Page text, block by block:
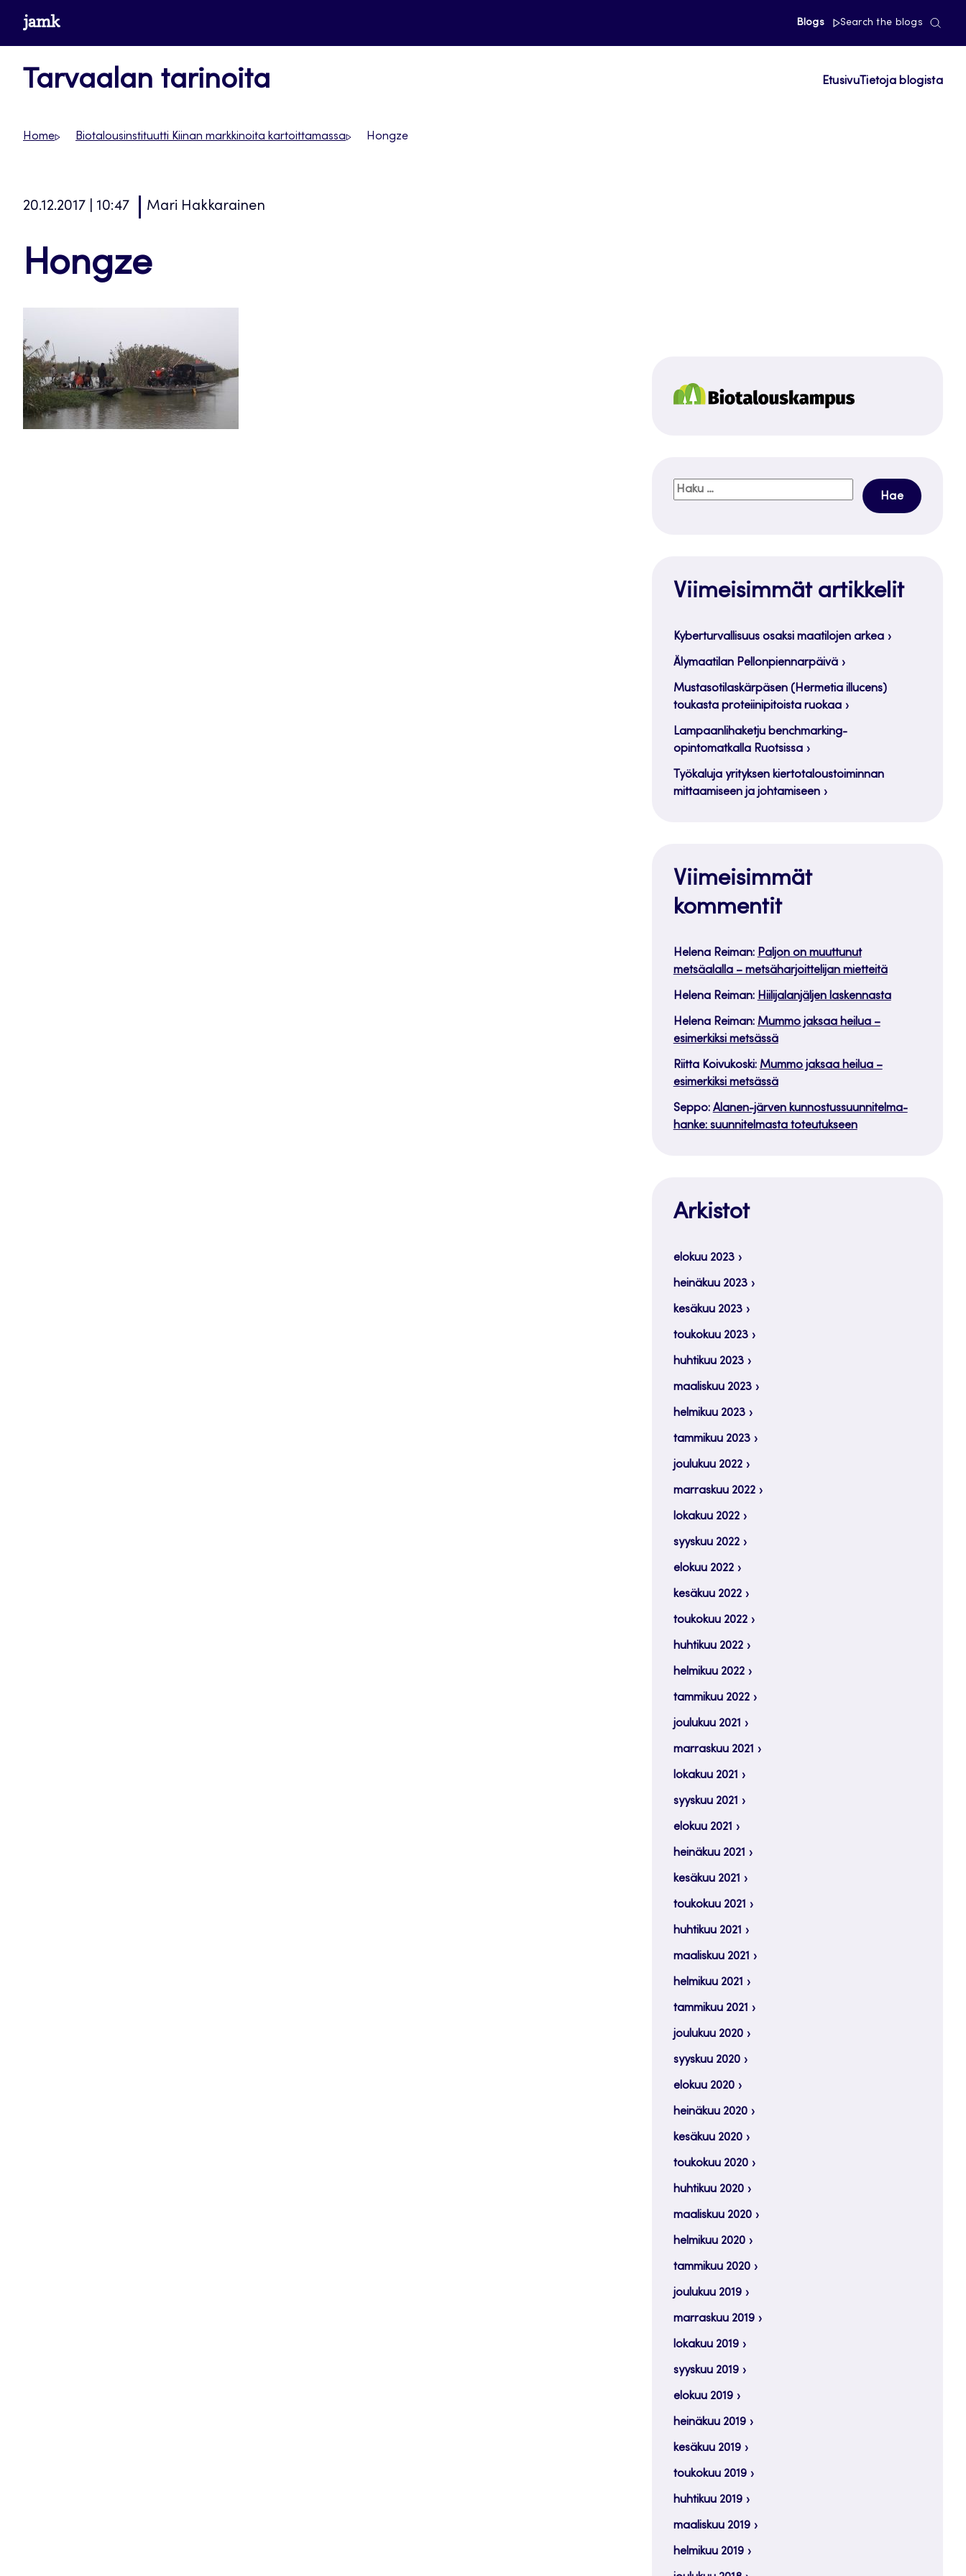
Siirrywww.jamk.fi Blogs Search the blogs
Tarvaalan tarinoita EtusivuTietoja blogista
Home Biotalousinstituutti Kiinan markkinoita kartoittamassa Hongze
20.12.2017 | 10:47 Mari Hakkarainen
Hongze
Haku:
Viimeisimmät artikkelit
Kyberturvallisuus osaksi maatilojen arkea
Älymaatilan Pellonpiennarpäivä
Mustasotilaskärpäsen (Hermetia illucens)
toukasta proteiinipitoista ruokaa
Lampaanlihaketju benchmarking-
opintomatkalla Ruotsissa
Työkaluja yrityksen kiertotaloustoiminnan
mittaamiseen ja johtamiseen
Viimeisimmät
kommentit
Helena Reiman: Paljon on muuttunut
metsäalalla – metsäharjoittelijan mietteitä
Helena Reiman: Hiilijalanjäljen laskennasta
Helena Reiman: Mummo jaksaa heilua –
esimerkiksi metsässä
Riitta Koivukoski: Mummo jaksaa heilua –
esimerkiksi metsässä
Seppo: Alanen-järven kunnostussuunnitelma-
hanke: suunnitelmasta toteutukseen
Arkistot
elokuu 2023
heinäkuu 2023
kesäkuu 2023
toukokuu 2023
huhtikuu 2023
maaliskuu 2023
helmikuu 2023
tammikuu 2023
joulukuu 2022
marraskuu 2022
lokakuu 2022
syyskuu 2022
elokuu 2022
kesäkuu 2022
toukokuu 2022
huhtikuu 2022
helmikuu 2022
tammikuu 2022
joulukuu 2021
marraskuu 2021
lokakuu 2021
syyskuu 2021
elokuu 2021
heinäkuu 2021
kesäkuu 2021
toukokuu 2021
huhtikuu 2021
maaliskuu 2021
helmikuu 2021
tammikuu 2021
joulukuu 2020
syyskuu 2020
elokuu 2020
heinäkuu 2020
kesäkuu 2020
toukokuu 2020
huhtikuu 2020
maaliskuu 2020
helmikuu 2020
tammikuu 2020
joulukuu 2019
marraskuu 2019
lokakuu 2019
syyskuu 2019
elokuu 2019
heinäkuu 2019
kesäkuu 2019
toukokuu 2019
huhtikuu 2019
maaliskuu 2019
helmikuu 2019